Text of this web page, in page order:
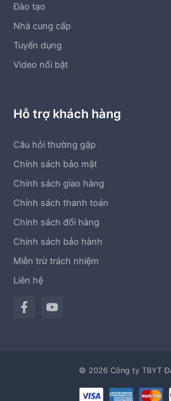
Đào tạo
Nhà cung cấp
Tuyển dụng
Video nổi bật
Hỗ trợ khách hàng
Câu hỏi thường gặp
Chính sách bảo mật
Chính sách giao hàng
Chính sách thanh toán
Chính sách đổi hàng
Chính sách bảo hành
Miễn trừ trách nhiệm
Liên hệ
© 2026 Công ty TBYT